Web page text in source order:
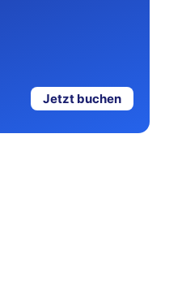
Jetzt buchen